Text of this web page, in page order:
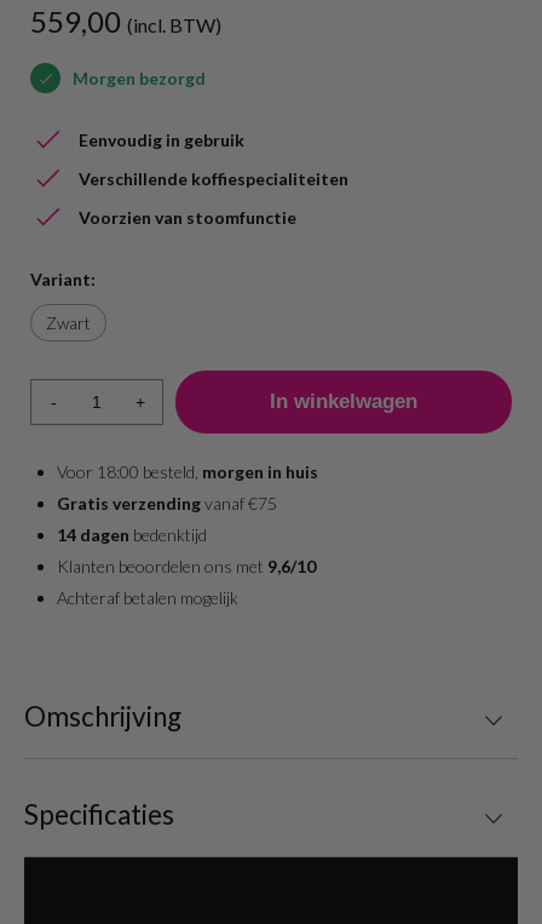
559,00 (incl. BTW)
Morgen bezorgd
Eenvoudig in gebruik
Verschillende koffiespecialiteiten
Voorzien van stoomfunctie
Variant:
Zwart
- +
Voor 18:00 besteld, morgen in huis
Gratis verzendingvanaf €75
14 dagen bedenktijd
Klanten beoordelen ons met 9,6/10
Achteraf betalen mogelijk
Omschrijving
Specificaties